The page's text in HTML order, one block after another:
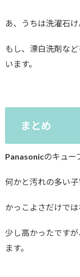
あ、うちは洗濯石け
もし、漂白洗剤な
います。
まとめ
Panasonicのキュー
何かと汚れの多い
かっこよさだけでは
少し高かったです
ます。